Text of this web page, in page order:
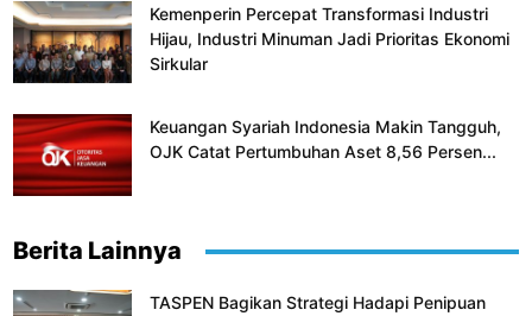
Kemenperin Percepat Transformasi Industri
Hijau, Industri Minuman Jadi Prioritas Ekonomi
Sirkular
Keuangan Syariah Indonesia Makin Tangguh,
OJK Catat Pertumbuhan Aset 8,56 Persen...
Berita Lainnya
TASPEN Bagikan Strategi Hadapi Penipuan